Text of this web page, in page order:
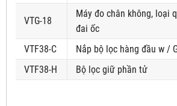
VTG-18
Máy đo chân không, loại
đai ốc
VTF38-C
Nắp bộ lọc hàng đầu w /
VTF38-H
Bộ lọc giữ phần tử